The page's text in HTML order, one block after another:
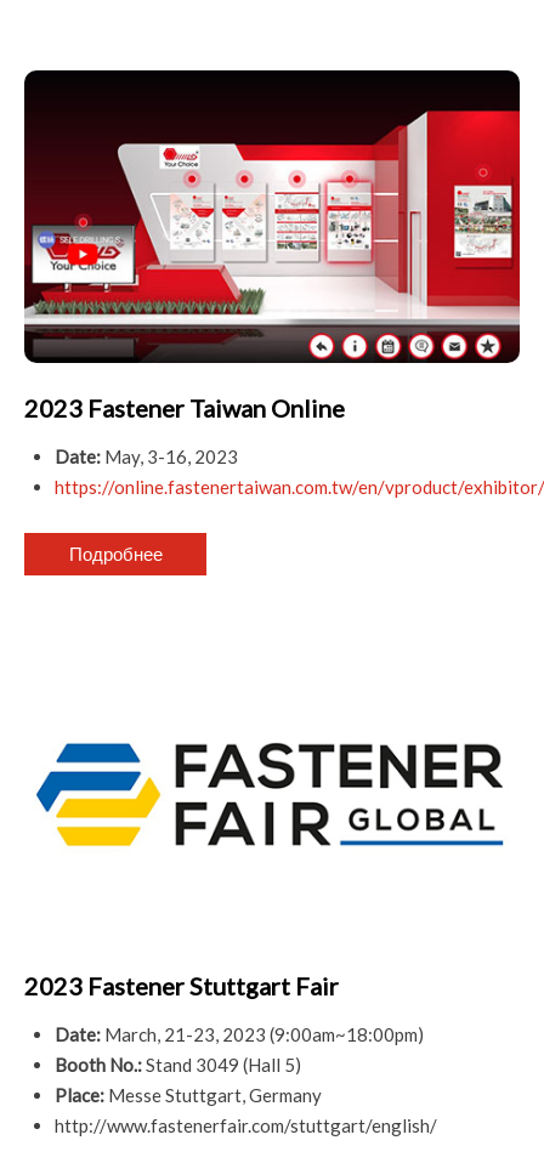
2023 Fastener Taiwan Online
Date: May, 3-16, 2023
https://online.fastenertaiwan.com.tw/en/vproduct/
Подробнее
2023 Fastener Stuttgart Fair
Date: March, 21-23, 2023 (9:00am~18:00pm)
Booth No.:Stand 3049 (Hall 5)
Place: Messe Stuttgart, Germany
http://www.fastenerfair.com/stuttgart/english/